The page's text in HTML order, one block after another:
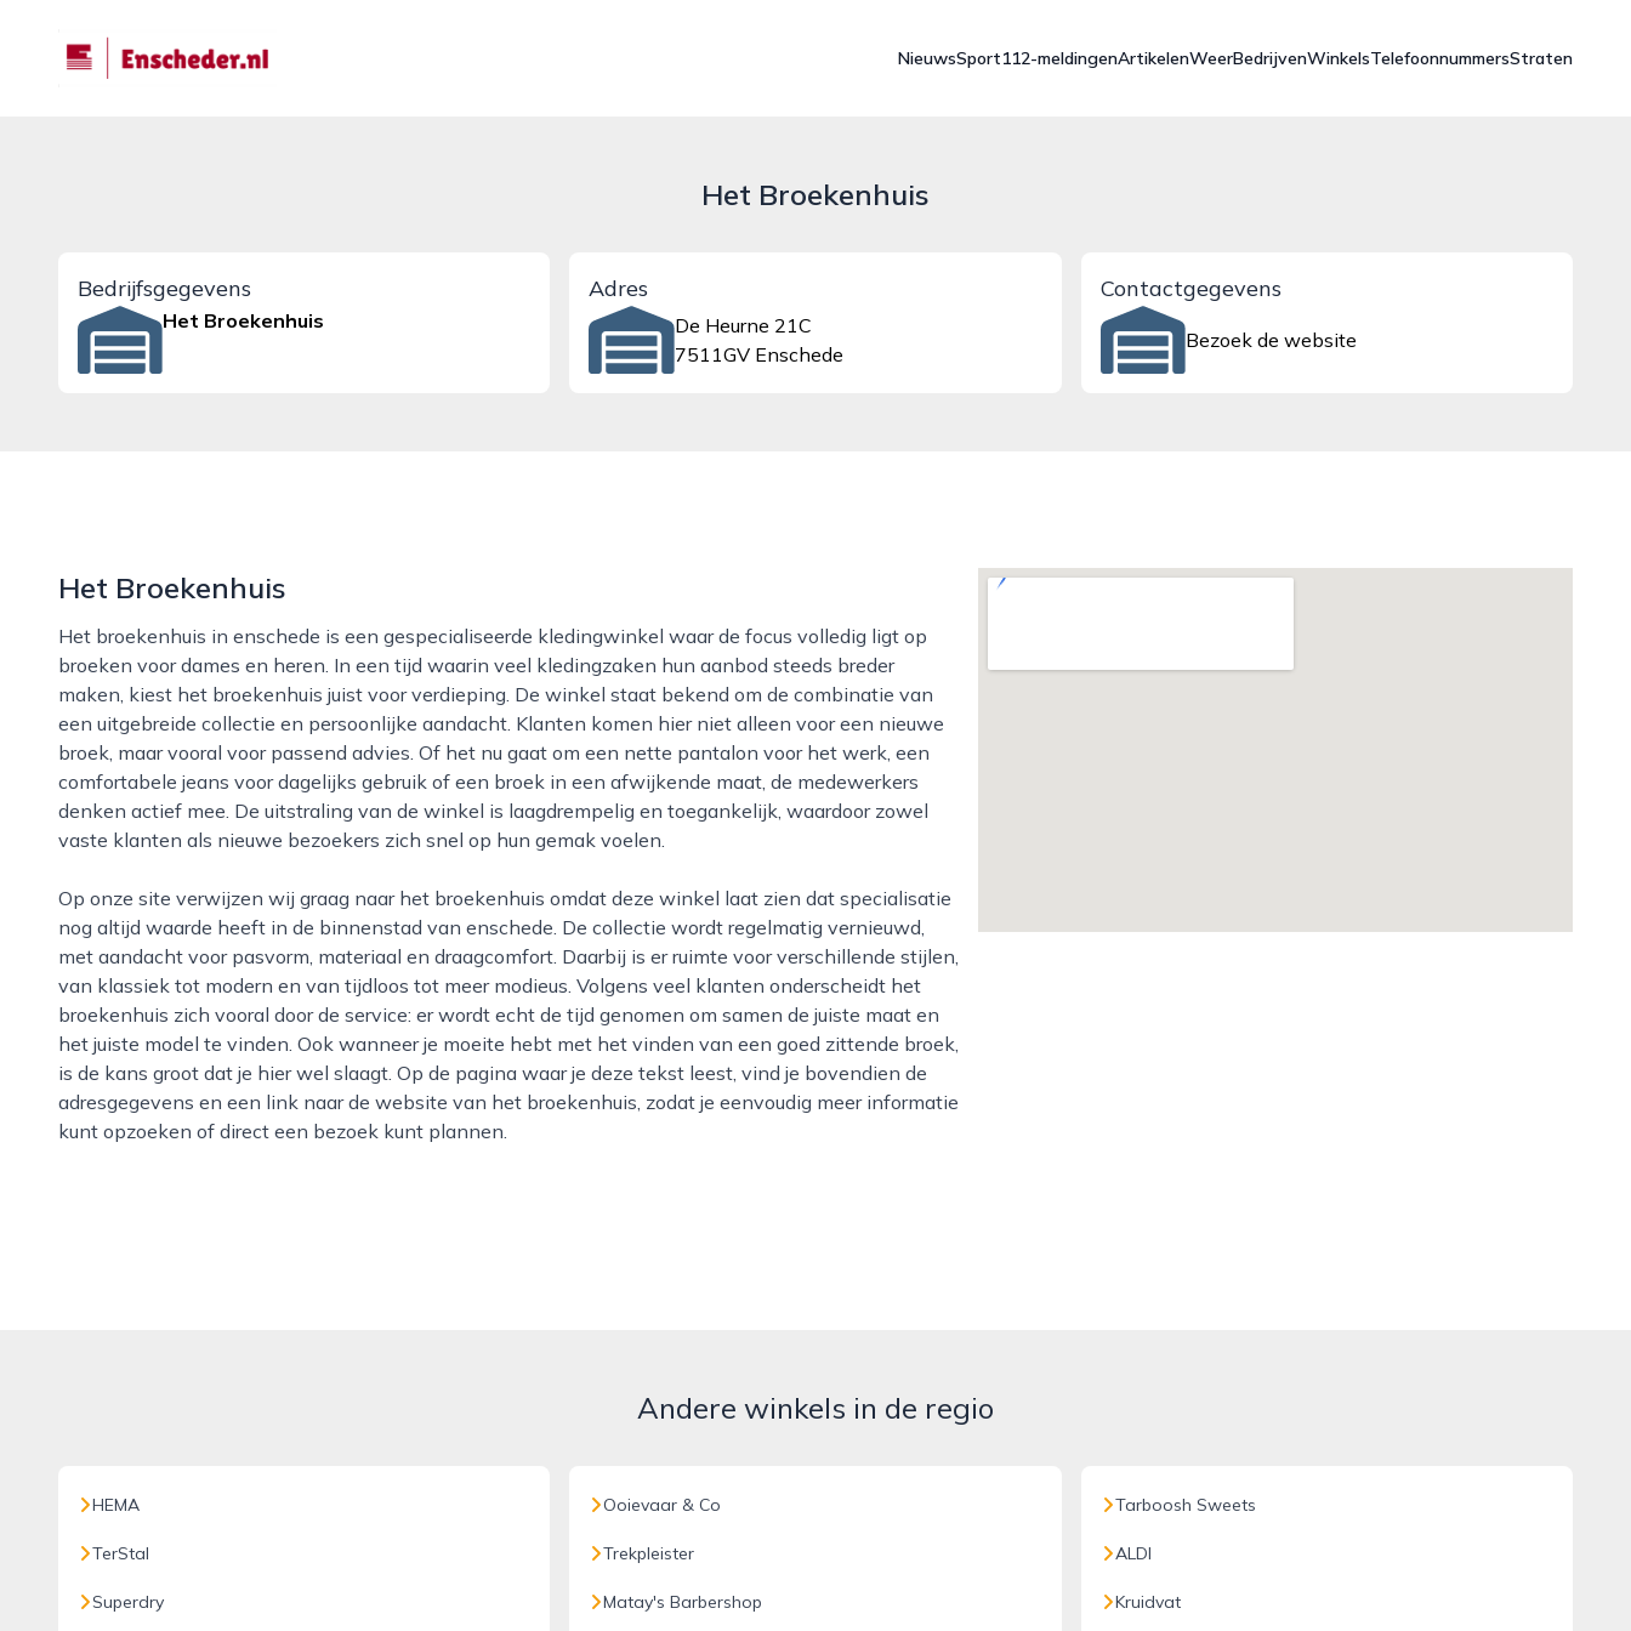
enscheder.nl
NieuwsSport112-meldingenArtikelenWeerBedrijvenWinkelsTelefoonnummersStraten
Het Broekenhuis
Bedrijfsgegevens
Het Broekenhuis
Adres
De Heurne 21C
7511GV Enschede
Contactgegevens
Bezoek de website
Het Broekenhuis
Het broekenhuis in enschede is een gespecialiseerde kledingwinkel waar de focus volledig ligt op
broeken voor dames en heren. In een tijd waarin veel kledingzaken hun aanbod steeds breder
maken, kiest het broekenhuis juist voor verdieping. De winkel staat bekend om de combinatie van
een uitgebreide collectie en persoonlijke aandacht. Klanten komen hier niet alleen voor een nieuwe
broek, maar vooral voor passend advies. Of het nu gaat om een nette pantalon voor het werk, een
comfortabele jeans voor dagelijks gebruik of een broek in een afwijkende maat, de medewerkers
denken actief mee. De uitstraling van de winkel is laagdrempelig en toegankelijk, waardoor zowel
vaste klanten als nieuwe bezoekers zich snel op hun gemak voelen.
Op onze site verwijzen wij graag naar het broekenhuis omdat deze winkel laat zien dat specialisatie
nog altijd waarde heeft in de binnenstad van enschede. De collectie wordt regelmatig vernieuwd,
met aandacht voor pasvorm, materiaal en draagcomfort. Daarbij is er ruimte voor verschillende stijlen,
van klassiek tot modern en van tijdloos tot meer modieus. Volgens veel klanten onderscheidt het
broekenhuis zich vooral door de service: er wordt echt de tijd genomen om samen de juiste maat en
het juiste model te vinden. Ook wanneer je moeite hebt met het vinden van een goed zittende broek,
is de kans groot dat je hier wel slaagt. Op de pagina waar je deze tekst leest, vind je bovendien de
adresgegevens en een link naar de website van het broekenhuis, zodat je eenvoudig meer informatie
kunt opzoeken of direct een bezoek kunt plannen.
Andere winkels in de regio
HEMA
TerStal
Superdry
Ooievaar & Co
Trekpleister
Matay's Barbershop
Tarboosh Sweets
ALDI
Kruidvat